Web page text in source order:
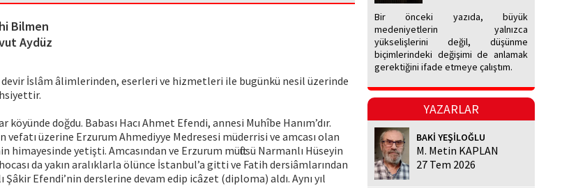
Bilmen
Aydüz
İslâm âlimlerinden, eserleri ve hizmetleri ile bugünkü nesil üzerinde
köyünde doğdu. Babası Hacı Ahmet Efendi, annesi Muhîbe Hanım’dır.
vefatı üzerine Erzurum Ahmediyye Medresesi müderrisi ve amcası olan
himayesinde yetişti. Amcasından ve Erzurum müftüsü Narmanlı Hüseyin
da yakın aralıklarla ölünce İstanbul’a gitti ve Fatih dersiâmlarından
Efendi’nin derslerine devam edip icâzet (diploma) aldı. Aynı yıl
Bir önceki yazıda, büyük
medeniyetlerin yalnızca
yükselişlerini değil, düşünme
biçimlerindeki değişimi de anlamak
gerektiğini ifade etmeye çalıştım.
YAZARLAR
BAKİ YEŞİLOĞLU
M. Metin KAPLAN
27 Tem 2026